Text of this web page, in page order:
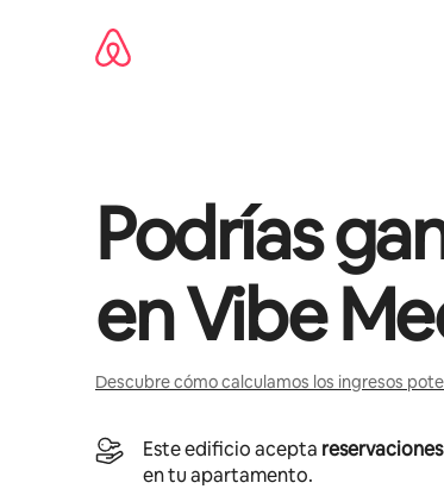
Podrías
enVibe
Descubre cómo calculamos los ingresos
Este edificio acepta
en tu apartamento.